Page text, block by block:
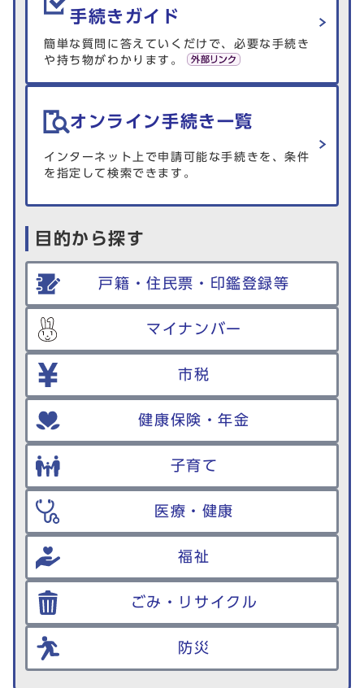
手続きガイド
簡単な質問に答えていくだけで、必要な手続き
や持ち物がわかります。
オンライン手続き一覧
インターネット上で申請可能な手続きを、条件
を指定して検索できます。
目的から探す
戸籍・住民票・印鑑登録等
マイナンバー
市税
健康保険・年金
子育て
医療・健康
福祉
ごみ・リサイクル
防災